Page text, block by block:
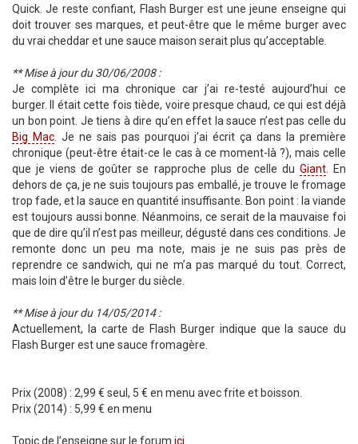
Quick. Je reste confiant, Flash Burger est une jeune enseigne qui
doit trouver ses marques, et peut-être que le même burger avec
du vrai cheddar et une sauce maison serait plus qu’acceptable.
** Mise à jour du 30/06/2008 :
Je complète ici ma chronique car j’ai re-testé aujourd’hui ce
burger. Il était cette fois tiède, voire presque chaud, ce qui est déjà
un bon point. Je tiens à dire qu’en effet la sauce n’est pas celle du
Big Mac . Je ne sais pas pourquoi j’ai écrit ça dans la première
chronique (peut-être était-ce le cas à ce moment-là ?), mais celle
que je viens de goûter se rapproche plus de celle du Giant. En
dehors de ça, je ne suis toujours pas emballé, je trouve le fromage
trop fade, et la sauce en quantité insuffisante. Bon point : la viande
est toujours aussi bonne. Néanmoins, ce serait de la mauvaise foi
que de dire qu’il n’est pas meilleur, dégusté dans ces conditions. Je
remonte donc un peu ma note, mais je ne suis pas près de
reprendre ce sandwich, qui ne m’a pas marqué du tout. Correct,
mais loin d’être le burger du siècle.
** Mise à jour du 14/05/2014 :
Actuellement, la carte de Flash Burger indique que la sauce du
Flash Burger est une sauce fromagère.
Prix (2008) : 2,99 € seul, 5 € en menu avec frite et boisson.
Prix (2014) : 5,99 € en menu
Topic de l’enseigne sur le forum ici